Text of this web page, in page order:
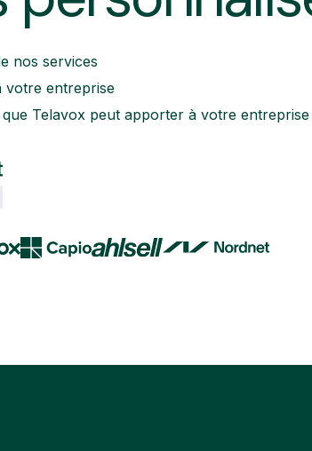
nos services
votre entreprise
Telavox peut apporter à votre entreprise